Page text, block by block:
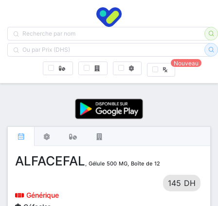
Nouveau
ALFACEFAL, Gélule 500 MG, Boîte de 12
145 DH
Générique